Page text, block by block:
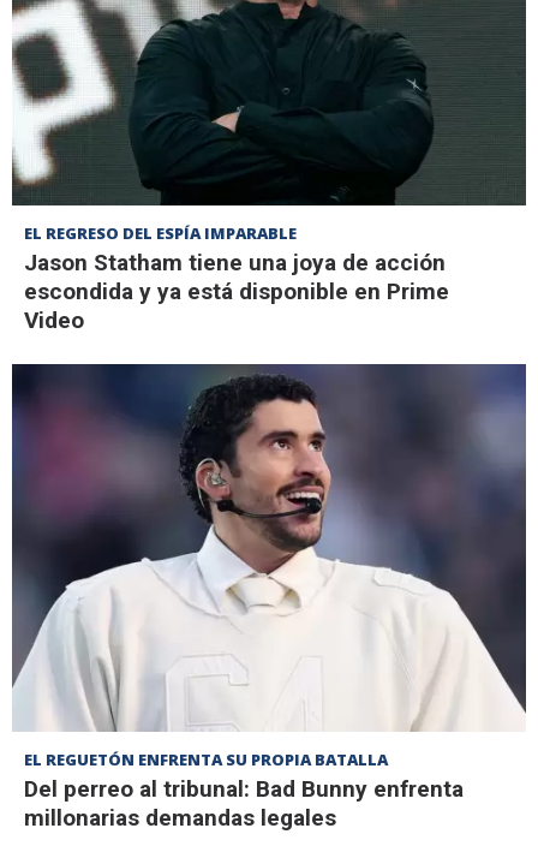
EL REGRESO DEL ESPÍA IMPARABLE
Jason Statham tiene una joya de acción
escondida y ya está disponible en Prime
Video
EL REGUETÓN ENFRENTA SU PROPIA BATALLA
Del perreo al tribunal: Bad Bunny enfrenta
millonarias demandas legales